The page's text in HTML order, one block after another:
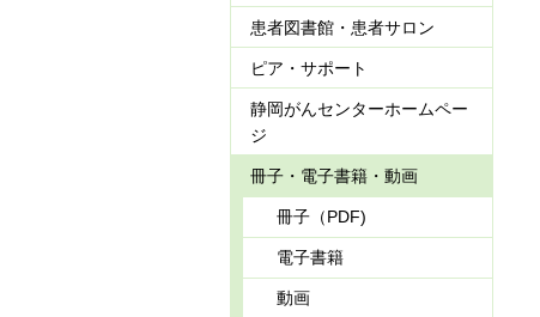
患者図書館・患者サロン
ピア・サポート
静岡がんセンターホームペー
ジ
冊子・電子書籍・動画
冊子（PDF)
電子書籍
動画